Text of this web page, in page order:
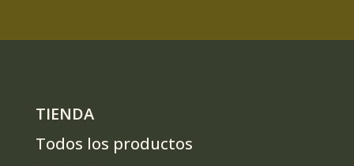
TIENDA
Todos los productos